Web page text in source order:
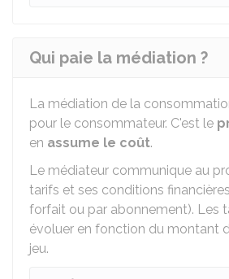
Qui paie la médiation ?
La médiation de la
pour le consommateur. C'est le
en assume le coût.
Le médiateur communique au
tarifs et ses conditions
forfait ou par abonnement). Les
évoluer en fonction du montant
jeu.